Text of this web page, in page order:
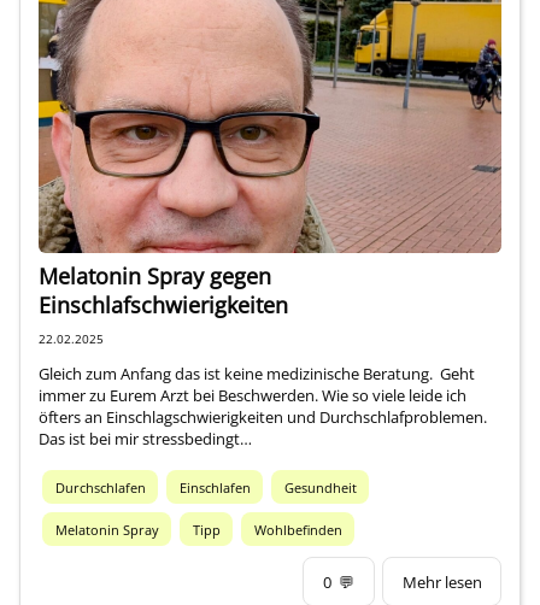
Impressum
Über mich
Melatonin Spray gegen
Einschlafschwierigkeiten
22.02.2025
Gleich zum Anfang das ist keine medizinische Beratung. Geht
immer zu Eurem Arzt bei Beschwerden. Wie so viele leide ich
öfters an Einschlagschwierigkeiten und Durchschlafproblemen.
Das ist bei mir stressbedingt…
Durchschlafen Einschlafen Gesundheit
Melatonin Spray Tipp Wohlbefinden
0 💬 Mehr lesen